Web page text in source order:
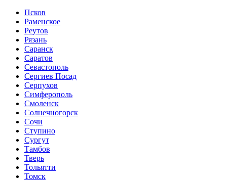
Псков
Раменское
Реутов
Рязань
Саранск
Саратов
Севастополь
Сергиев Посад
Серпухов
Симферополь
Смоленск
Солнечногорск
Сочи
Ступино
Сургут
Тамбов
Тверь
Тольятти
Томск